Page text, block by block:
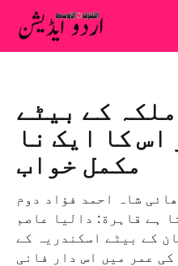
کے بیٹے
کا ایک نا
مکمل خواب
شاہ احمد فؤاد دوم
ہے قاہرة: داليا عاصم
کے بیٹے اسکندریہ کے
نقیب 57 سال کی عمر میں اس دار فانی